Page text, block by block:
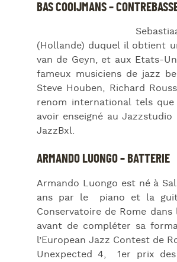
BAS COOIJMANS –
(Hollande) duquel il obtient
van de Geyn, et aux Etats-
fameux musiciens de jazz
Steve Houben, Richard
renom international tels que
avoir enseigné au
JazzBxl.
ARMANDO LUONGO – BATTERIE
Armando Luongo est né à
ans par le piano et la
Conservatoire de Rome
avant de compléter sa
l’European Jazz Contest de
Unexpected 4, 1er prix